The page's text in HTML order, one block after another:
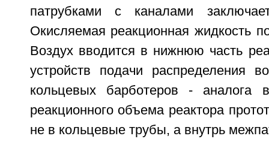
патрубками с каналами
Окисляемая реакционная жидкость
Воздух вводится в нижнюю часть
устройств подачи распределения
кольцевых барботеров - аналога
реакционного объема реактора
не в кольцевые трубы, а внутрь